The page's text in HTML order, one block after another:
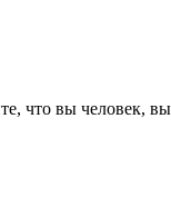
что вы человек,